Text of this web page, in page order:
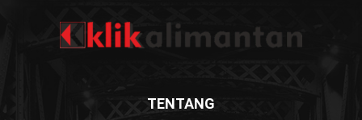
TENTANG